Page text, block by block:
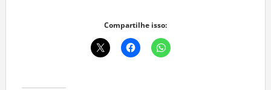
Compartilhe isso: